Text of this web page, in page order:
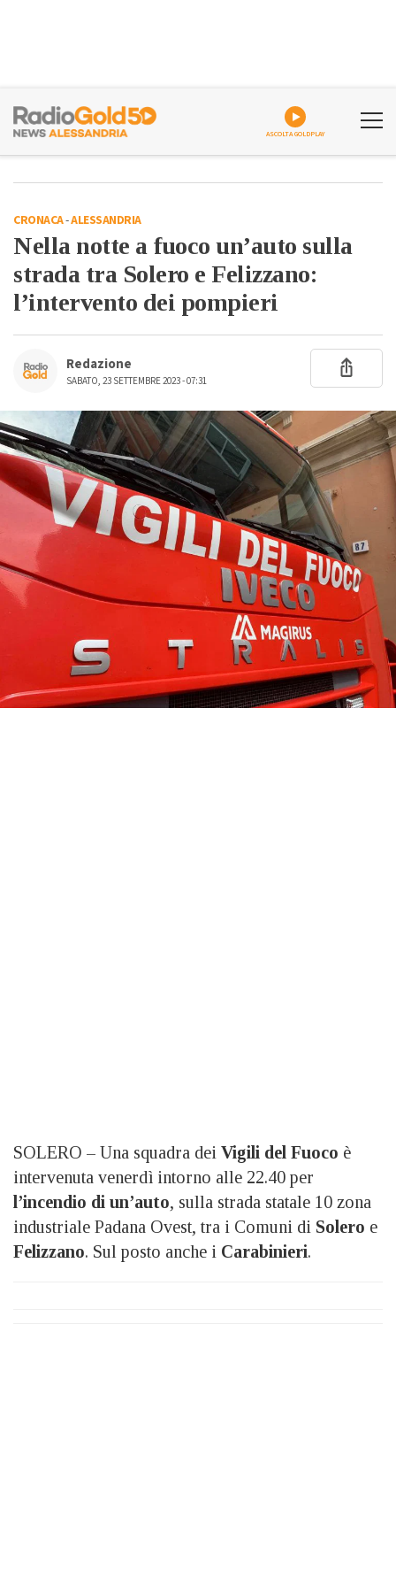
ASCOLTA GOLDPLAY
CRONACA-ALESSANDRIA
Nella notte a fuoco un’auto sulla
strada tra Solero e Felizzano:
l’intervento dei pompieri
Redazione
SABATO, 23 SETTEMBRE 2023 - 07:31
SOLERO – Una squadra dei Vigili del Fuoco è
intervenuta venerdì intorno alle 22.40 per
l’incendio di un’auto, sulla strada statale 10 zona
industriale Padana Ovest, tra i Comuni di Solero e
Felizzano. Sul posto anche i Carabinieri.